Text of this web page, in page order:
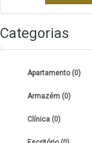
Categorias
Apartamento (0)
Armazém (0)
Clínica (0)